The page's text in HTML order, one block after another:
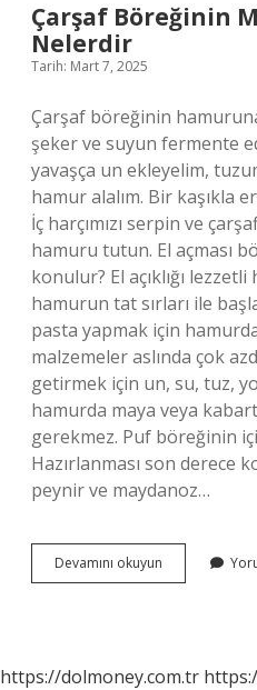
Çarşaf Böreğinin
Nelerdir
Tarih: Mart 7, 2025
Çarşaf böreğinin
şeker ve suyun fermente
yavaşça un ekleyelim,
hamur alalım. Bir kaşıkla
İç harçımızı serpin ve
hamuru tutun. El açması
konulur? El açıklığı
hamurun tat sırları ile
pasta yapmak için hamurda
malzemeler aslında çok
getirmek için un, su, tuz,
hamurda maya veya
gerekmez. Puf böreğinin
Hazırlanması son derece
peynir ve maydanoz…
Devamını okuyun
Böreğinin
https://dolmoney.com.tr